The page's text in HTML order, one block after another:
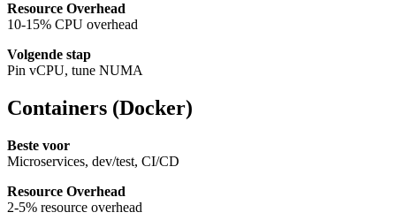
Resource Overhead
10-15% CPU overhead
Volgende stap
Pin vCPU, tune NUMA
Containers (Docker)
Beste voor
Microservices, dev/test, CI/CD
Resource Overhead
2-5% resource overhead